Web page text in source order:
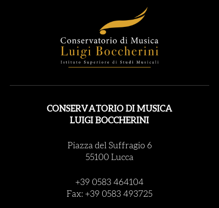
CONSERVATORIO DI MUSICA
LUIGI BOCCHERINI
Piazza del Suffragio 6
55100 Lucca
+39 0583 464104
Fax: +39 0583 493725